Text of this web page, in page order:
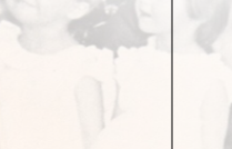
да и пропала в свистах
— быстро-быстро
и щёлкнула
гляди! Мудрёная